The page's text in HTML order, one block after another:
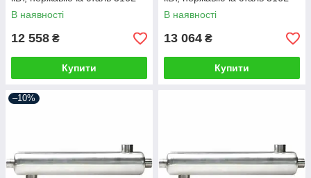
В наявності
12 558 ₴
Купити
В наявності
13 064 ₴
Купити
–10%